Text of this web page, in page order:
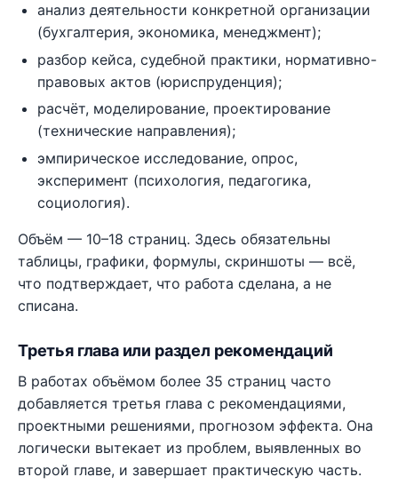
анализ деятельности конкретной организации
(бухгалтерия, экономика, менеджмент);
разбор кейса, судебной практики, нормативно-
правовых актов (юриспруденция);
расчёт, моделирование, проектирование
(технические направления);
эмпирическое исследование, опрос,
эксперимент (психология, педагогика,
социология).
Объём — 10–18 страниц. Здесь обязательны
таблицы, графики, формулы, скриншоты — всё,
что подтверждает, что работа сделана, а не
списана.
Третья глава или раздел рекомендаций
В работах объёмом более 35 страниц часто
добавляется третья глава с рекомендациями,
проектными решениями, прогнозом эффекта. Она
логически вытекает из проблем, выявленных во
второй главе, и завершает практическую часть.